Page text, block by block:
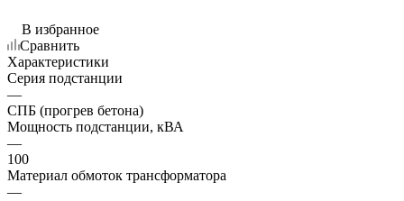
В избранное
Сравнить
Характеристики
Серия подстанции
—
СПБ (прогрев бетона)
Мощность подстанции, кВА
—
100
Материал обмоток трансформатора
—